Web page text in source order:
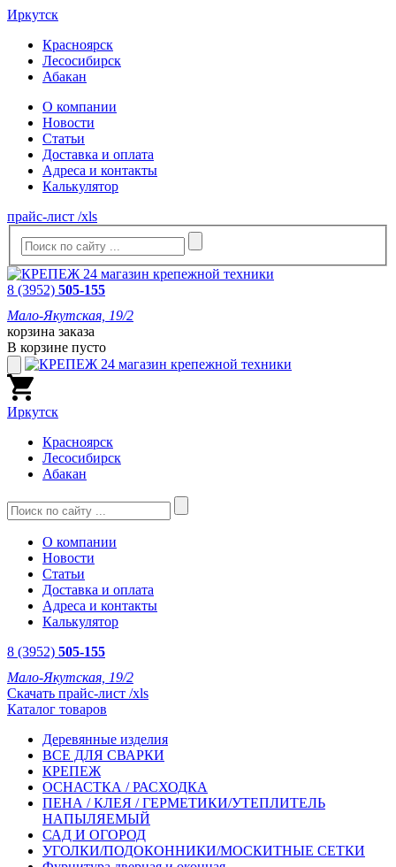
Иркутск
Красноярск
Лесосибирск
Абакан
О компании
Новости
Статьи
Доставка и оплата
Адреса и контакты
Калькулятор
прайс-лист /xls
8 (3952) 505-155
Мало-Якутская, 19/2
корзина заказа
В корзине пусто
Иркутск
Красноярск
Лесосибирск
Абакан
О компании
Новости
Статьи
Доставка и оплата
Адреса и контакты
Калькулятор
8 (3952) 505-155
Мало-Якутская, 19/2
Скачать прайс-лист /xls
Каталог товаров
Деревянные изделия
ВСЕ ДЛЯ СВАРКИ
КРЕПЕЖ
ОСНАСТКА / РАСХОДКА
ПЕНА / КЛЕЯ / ГЕРМЕТИКИ/УТЕПЛИТЕЛЬ
НАПЫЛЯЕМЫЙ
САД И ОГОРОД
УГОЛКИ/ПОДОКОННИКИ/МОСКИТНЫЕ СЕТКИ